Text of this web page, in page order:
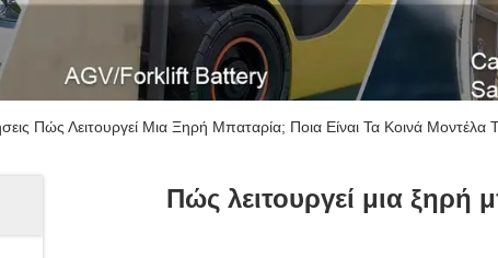
Πώς Λειτουργεί Μια Ξηρή Μπαταρία; Ποια Είναι Τα Κοινά Μοντέλα
Πώς λειτουργεί μια ξηρή